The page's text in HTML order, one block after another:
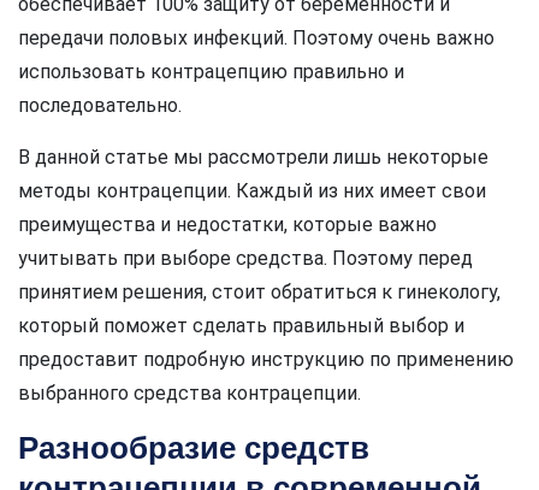
передачи половых инфекций. Поэтому очень важно
использовать контрацепцию правильно и
последовательно.
В данной статье мы рассмотрели лишь некоторые
методы контрацепции. Каждый из них имеет свои
преимущества и недостатки, которые важно
учитывать при выборе средства. Поэтому перед
принятием решения, стоит обратиться к гинекологу,
который поможет сделать правильный выбор и
предоставит подробную инструкцию по применению
выбранного средства контрацепции.
Разнообразие средств